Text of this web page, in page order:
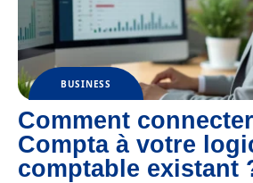
BUSINESS
Comment
Compta à votre
comptable existant